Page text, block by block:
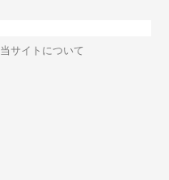
当サイトについて